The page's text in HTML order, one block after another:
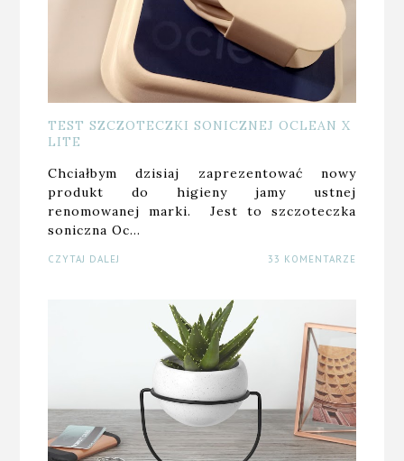
TEST SZCZOTECZKI SONICZNEJ OCLEAN X
LITE
Chciałbym dzisiaj zaprezentować nowy
produkt do higieny jamy ustnej
renomowanej marki. Jest to szczoteczka
soniczna Oc…
CZYTAJ DALEJ 33 KOMENTARZE